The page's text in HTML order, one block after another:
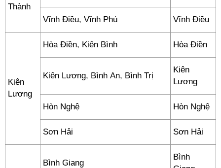
Thành
Vĩnh Điều, Vĩnh Phú Vĩnh Điều
Kiên
Lương
Hòa Điền, Kiên Bình Hòa Điền
Kiên Lương, Bình An, Bình Trị
Kiên
Lương
Hòn Nghệ Hòn Nghệ
Sơn Hải Sơn Hải
Bình Giang
Bình